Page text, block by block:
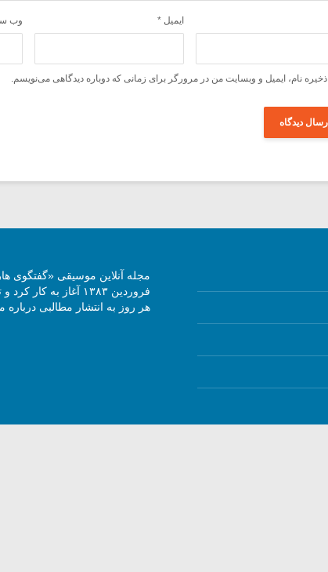
ایمیل * وب‌
ذخیره نام، ایمیل و وبسایت من در مرورگر برای زمانی که دوباره دیدگاهی می‌نویسم.
فروردین ۱۳۸۳ آغاز به
هر روز به انتشار مطالبی